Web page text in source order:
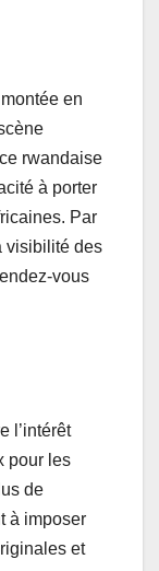
en
rwandaise
à porter
Par
visibilité des
vous
l’intérêt
pour les
de
à imposer
et